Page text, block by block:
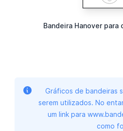
Bandeira Hanover para
Gráficos de bandeiras
serem utilizados. No
um link para
como